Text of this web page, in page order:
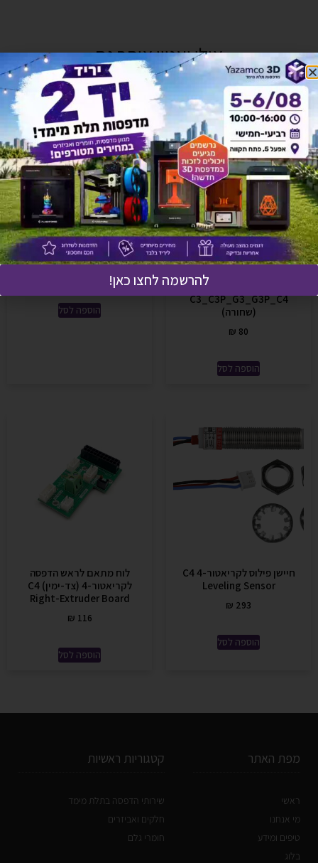
אולי יעניין אותך גם
דיזה 0.8 פלדה-מוקשחת
C3_C3P_G3_G3P_C4
(שחורה)
₪ 80
הוספה לסל
זוג כבלים לראש הדפסה
לקריאטור-4 C4-Extruder
cable set
הוספה לסל
חיישן פילוס לקריאטור-4 C4
Leveling Sensor
₪ 293
הוספה לסל
לוח מתאם לראש הדפסה
לקריאטור-4 (צד-ימין) C4
Right-Extruder Board
₪ 116
הוספה לסל
מפת האתר
ראשי
מי אנחנו
טיפים ומידע
בלוג
קטגוריות ראשיות
שירותי הדפסה בתלת מימד
חלקים ואביזרים
חומרי גלם
להרשמה לחצו כאן!